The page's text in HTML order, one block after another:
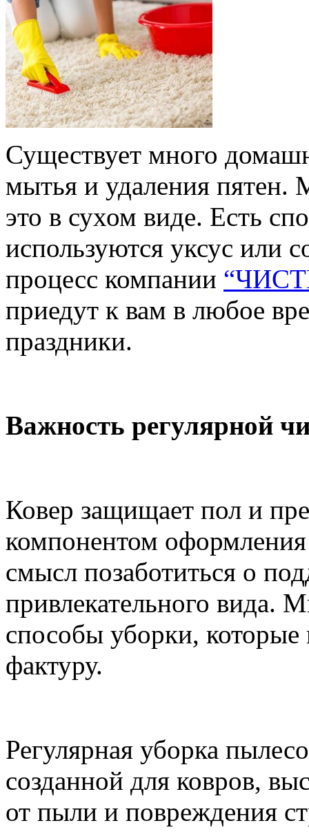
Существует много
мытья и удаления пятен.
это в сухом виде. Есть
используются уксус или
процесс компании
приедут к вам в любое
праздники.
Важность регулярной
Ковер защищает пол и
компонентом
смысл позаботиться о
привлекательного вида.
способы уборки, которые
фактуру.
Регулярная уборка
созданной для ковров,
от пыли и повреждения